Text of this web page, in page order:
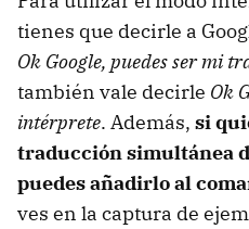
tienes que decirle a
Ok Google, puedes ser mi
también vale decirle Ok
intérprete. Además, si
traducción simultánea
puedes añadirlo al
ves en la captura de